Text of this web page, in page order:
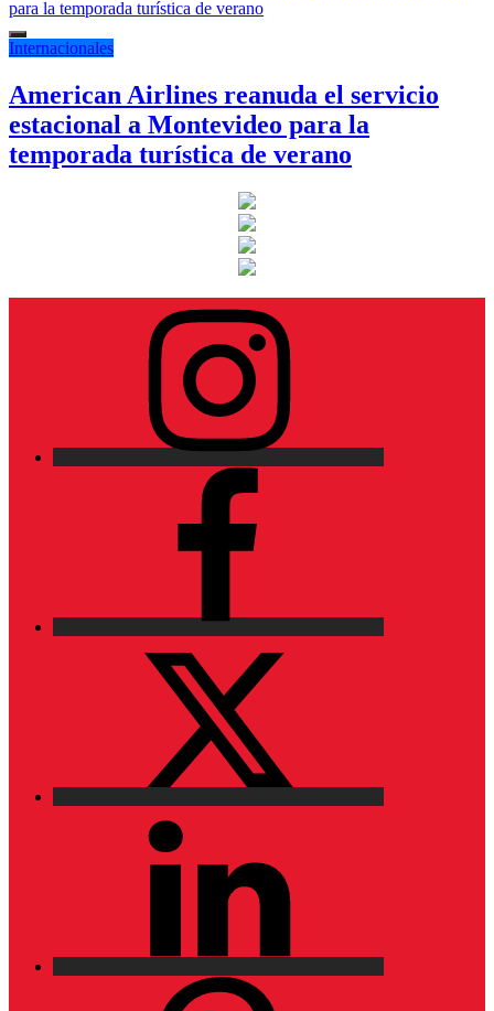
Internacionales
American Airlines reanuda el servicio
estacional a Montevideo para la
temporada turística de verano